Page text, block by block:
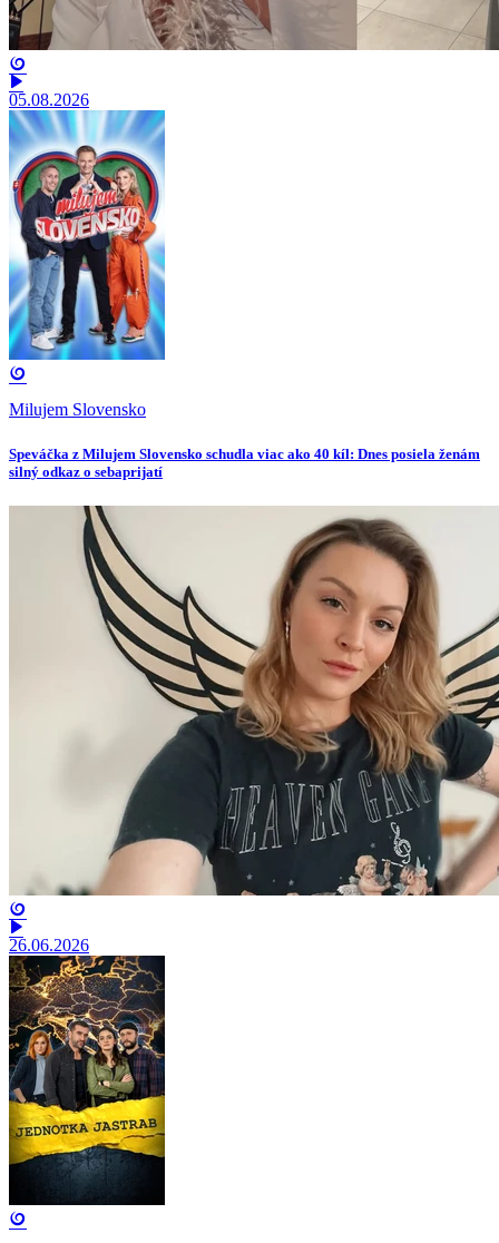
05.08.2026
Milujem Slovensko
Speváčka z Milujem Slovensko schudla viac ako 40 kíl: Dnes posiela ženám
silný odkaz o sebaprijatí
26.06.2026